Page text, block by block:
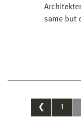
same but
❮ 1